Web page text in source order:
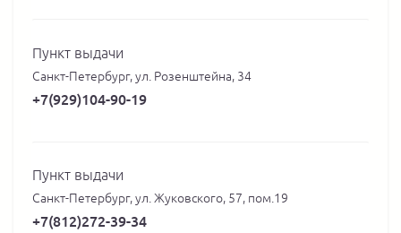
Пункт выдачи
Санкт-Петербург, ул. Розенштейна, 34
+7(929)104-90-19
Пункт выдачи
Санкт-Петербург, ул. Жуковского, 57, пом.19
+7(812)272-39-34